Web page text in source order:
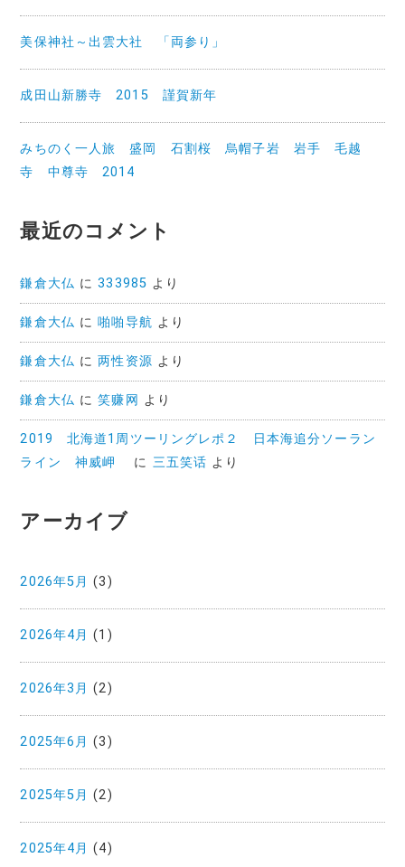
美保神社～出雲大社 「両参り」
成田山新勝寺 2015 謹賀新年
みちのく一人旅 盛岡 石割桜 烏帽子岩 岩手 毛越
寺 中尊寺 2014
最近のコメント
鎌倉大仏 に333985 より
鎌倉大仏 に啪啪导航 より
鎌倉大仏 に两性资源 より
鎌倉大仏 に笑赚网 より
2019 北海道1周ツーリングレポ２ 日本海追分ソーラン
ライン 神威岬
に 三五笑话 より
アーカイブ
2026年5月 (3)
2026年4月 (1)
2026年3月 (2)
2025年6月 (3)
2025年5月 (2)
2025年4月 (4)